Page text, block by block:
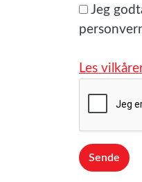
Jeg
Les
Sende